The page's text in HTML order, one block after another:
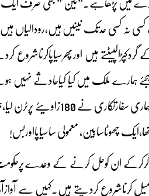
پڑھاہے۔”نین ”بھی صرف ایک دیکھی
نہ کسی حدتک نینیں ہیں،رودالیاں
ہیں اورپھرسیاپاکرناشروع
ملک میں کیا کیاحادثے نہیں
دیا گیا،پوراآئین ایل ایف
چھوٹاسابین، معمولی ساسیاپااوربس!
ان کوحل کرنے کے وعدے
کرناشروع کردیتے ہیں۔کہیں سے